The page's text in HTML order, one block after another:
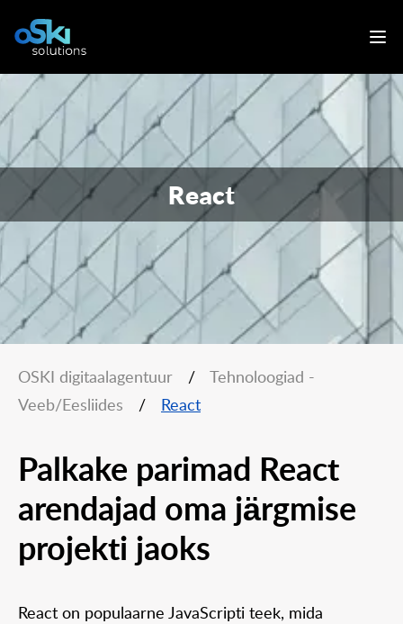
React
OSKI digitaalagentuur /
Tehnoloogiad -
Veeb/Eesliides
/ React
Palkake parimad React
arendajad oma järgmise
projekti jaoks
React on populaarne JavaScripti teek, mida